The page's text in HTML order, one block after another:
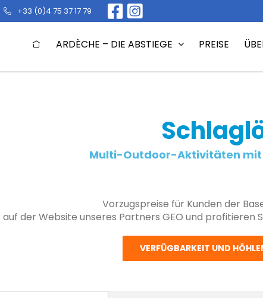
+33 (0)4 75 37 17 79
ARDÈCHE – DIE ABSTIEGE PREISE
Multi-Outdoor-Aktivitäten mit
Vorzugspreise für Kunden der
auf der Website unseres Partners GEO und profitieren
VERFÜGBARKEIT UND